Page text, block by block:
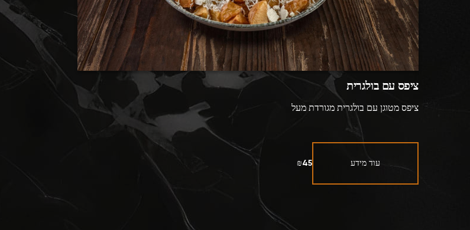
ציפס עם בולגרית
ציפס מטוגן עם בולגרית מגורדת מעל
עוד מידע ₪45